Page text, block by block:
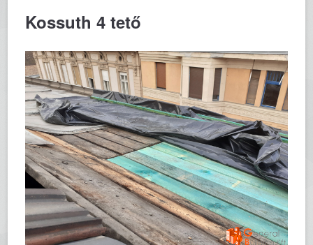
Kossuth 4 tető